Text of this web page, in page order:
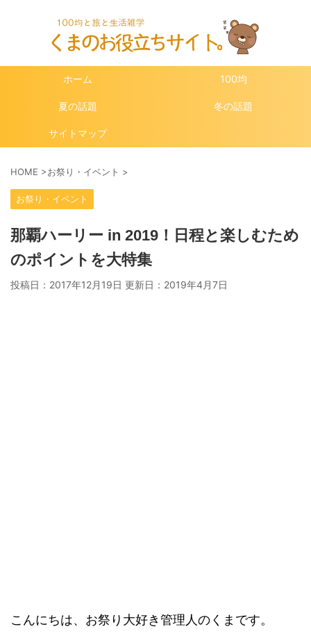
ホーム 100均
夏の話題 冬の話題
サイトマップ
HOME >お祭り・イベント >
お祭り・イベント
那覇ハーリー in 2019！日程と楽しむため
のポイントを大特集
投稿日：2017年12月19日 更新日： 2019年4月7日
こんにちは、お祭り大好き管理人のくまです。